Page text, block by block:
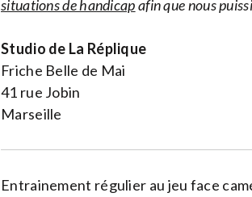
situations de handicapafin que nous
Studio de La Réplique
Friche Belle de Mai
41 rue Jobin
Marseille
Entrainement régulier au jeu face